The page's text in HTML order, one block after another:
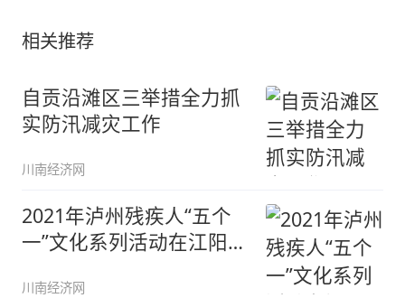
相关推荐
自贡沿滩区三举措全力抓
实防汛减灾工作
川南经济网
2021年泸州残疾人“五个
一”文化系列活动在江阳分
川南经济网